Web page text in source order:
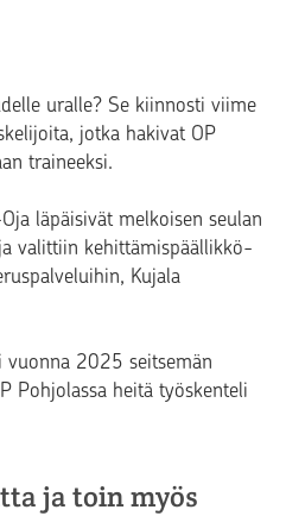
uralle? Se kiinnosti viime
jotka hakivat OP
traineeksi.
läpäisivät melkoisen seulan
valittiin kehittämispäällikkö-
Kujala
vuonna 2025 seitsemän
Pohjolassa heitä työskenteli
ja toin myös